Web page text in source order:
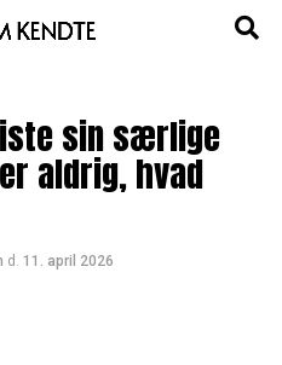
sin særlige
aldrig, hvad
d. 11. april 2026